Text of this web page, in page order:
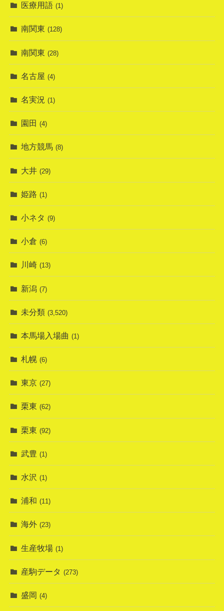
医療用語 (1)
南関東 (128)
南関東 (28)
名古屋 (4)
名実況 (1)
園田 (4)
地方競馬 (8)
大井 (29)
姫路 (1)
小ネタ (9)
小倉 (6)
川崎 (13)
新潟 (7)
未分類 (3,520)
本馬場入場曲 (1)
札幌 (6)
東京 (27)
栗東 (62)
栗東 (92)
武豊 (1)
水沢 (1)
浦和 (11)
海外 (23)
生産牧場 (1)
産駒データ (273)
盛岡 (4)